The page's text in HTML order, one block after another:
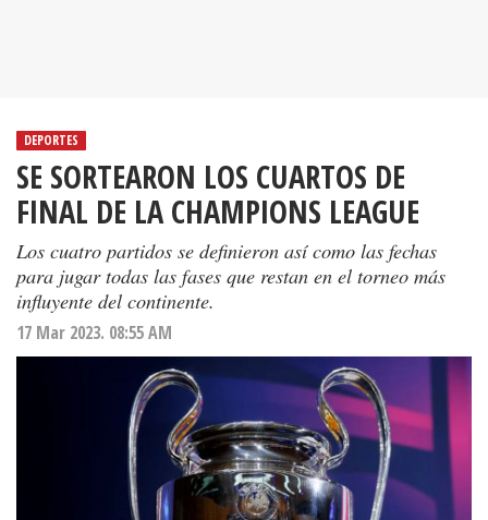
DEPORTES
SE SORTEARON LOS CUARTOS DE
FINAL DE LA CHAMPIONS LEAGUE
Los cuatro partidos se definieron así como las fechas
para jugar todas las fases que restan en el torneo más
influyente del continente.
17 Mar 2023. 08:55 AM